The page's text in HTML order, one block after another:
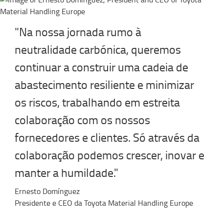
"Na nossa jornada rumo à
neutralidade carbónica, queremos
continuar a construir uma cadeia de
abastecimento resiliente e minimizar
os riscos, trabalhando em estreita
colaboração com os nossos
fornecedores e clientes. Só através da
colaboração podemos crescer, inovar e
manter a humildade."
Ernesto Domínguez
Presidente e CEO da Toyota Material Handling Europe